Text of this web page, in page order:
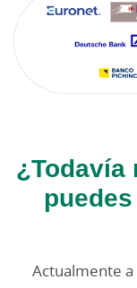
¿Todavía
Actualmente a